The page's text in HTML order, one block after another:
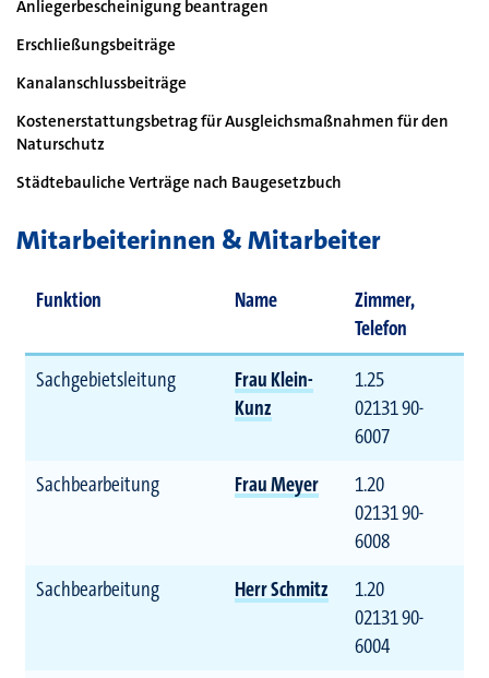
Anliegerbescheinigung beantragen
Erschließungsbeiträge
Kanalanschlussbeiträge
Kostenerstattungsbetrag für Ausgleichsmaßnahmen für den
Naturschutz
Städtebauliche Verträge nach Baugesetzbuch
Mitarbeiterinnen & Mitarbeiter
Funktion Name
Zimmer,
Telefon
Sachgebietsleitung
Frau Klein-
Kunz
1.25
02131 90-
6007
Sachbearbeitung
Frau Meyer
1.20
02131 90-
6008
Sachbearbeitung
Herr Schmitz
1.20
02131 90-
6004